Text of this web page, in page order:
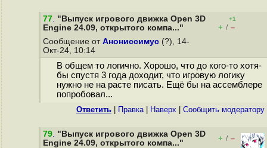
77. "Выпуск игрового движка Open 3D
Engine 24.09, открытого компа..."
+1
+ / –
Сообщение от Анониссимус (?), 14-
Окт-24, 10:14
В общем то логично. Хорошо, что до кого-то хотя-
бы спустя 3 года доходит, что игровую логику
нужно не на расте писать. Ещё бы на ассемблере
попробовал...
Ответить Правка| Наверх Cообщить модератору
79. "Выпуск игрового движка Open 3D
Engine 24.09, открытого компа..."
+ / –